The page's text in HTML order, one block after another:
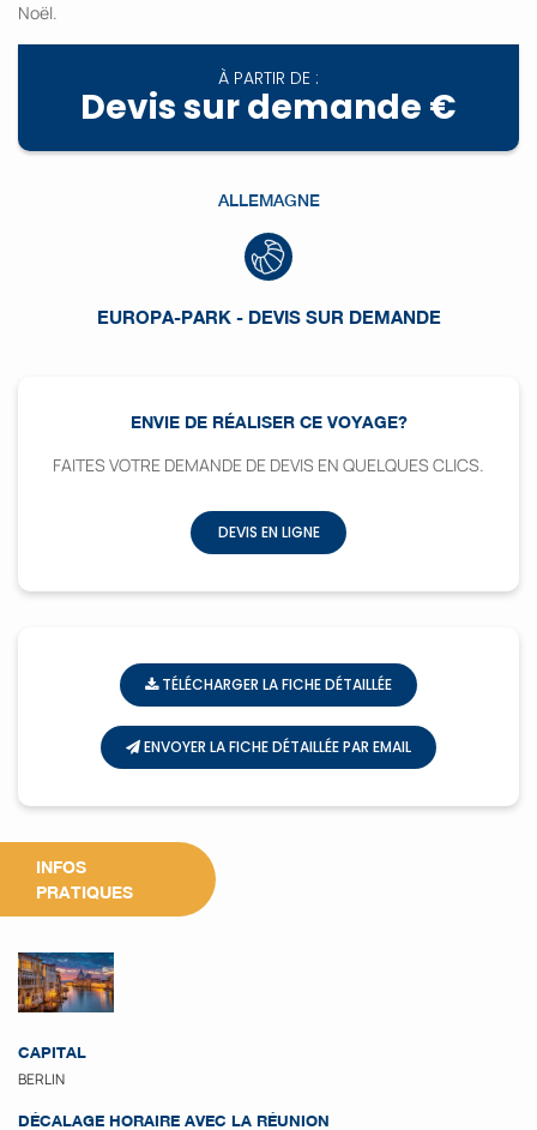
Noël.
À PARTIR DE :
Devis sur demande €
ALLEMAGNE
EUROPA-PARK - DEVIS SUR DEMANDE
ENVIE DE RÉALISER CE VOYAGE?
FAITES VOTRE DEMANDE DE DEVIS EN QUELQUES CLICS.
DEVIS EN LIGNE
TÉLÉCHARGER LA FICHE DÉTAILLÉE
ENVOYER LA FICHE DÉTAILLÉE PAR EMAIL
INFOS
PRATIQUES
CAPITAL
BERLIN
DÉCALAGE HORAIRE AVEC LA RÉUNION